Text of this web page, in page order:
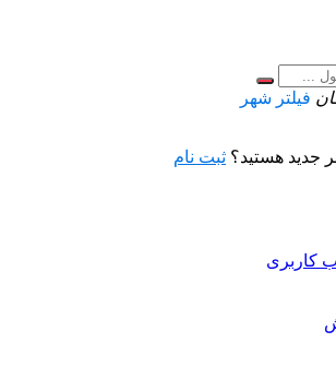
فیلتر شهر
جدید هستید؟ ثبت نام
كاربری